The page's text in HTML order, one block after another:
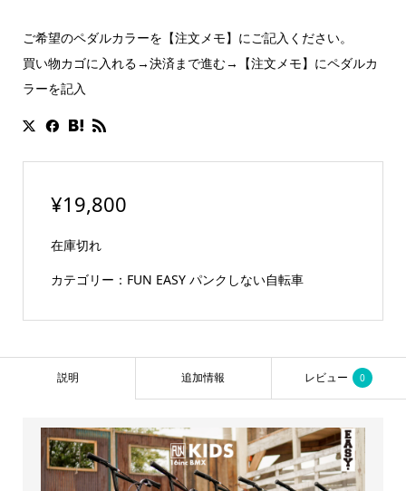
ご希望のペダルカラーを【注文メモ】にご記入ください。
買い物カゴに入れる→決済まで進む→【注文メモ】にペダルカ
ラーを記入
¥19,800
在庫切れ
カテゴリー： FUN EASY パンクしない自転車
説明 追加情報 レビュー 0